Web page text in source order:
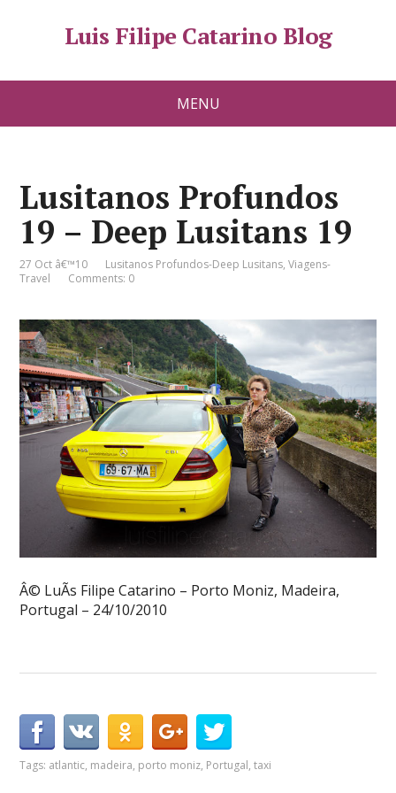
Luis Filipe Catarino Blog
MENU
Lusitanos Profundos
19 – Deep Lusitans 19
27 Oct â€™10 Lusitanos Profundos-Deep Lusitans,Viagens-
Travel
Comments: 0
Â© LuÃ­s Filipe Catarino – Porto Moniz, Madeira,
Portugal – 24/10/2010
Tags: atlantic, madeira, porto moniz, Portugal,taxi